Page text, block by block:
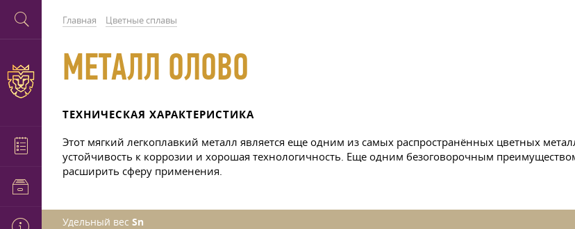
Главная Цветные сплавы
МЕТАЛЛ ОЛОВО
ТЕХНИЧЕСКАЯ ХАРАКТЕРИСТИКА
Этот мягкий легкоплавкий металл является еще одним из самых распространённых цветных
устойчивость к коррозии и хорошая технологичность. Еще одним безоговорочным
расширить сферу применения.
Удельный вес Sn